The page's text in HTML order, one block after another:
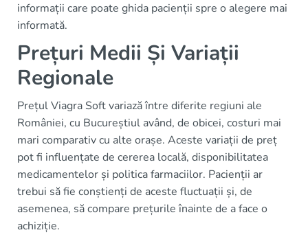
informații care poate ghida pacienții spre o alegere mai
informată.
Prețuri Medii Și Variații
Regionale
Prețul Viagra Soft variază între diferite regiuni ale
României, cu Bucureștiul având, de obicei, costuri mai
mari comparativ cu alte orașe. Aceste variații de preț
pot fi influențate de cererea locală, disponibilitatea
medicamentelor și politica farmaciilor. Pacienții ar
trebui să fie conștienți de aceste fluctuații și, de
asemenea, să compare prețurile înainte de a face o
achiziție.